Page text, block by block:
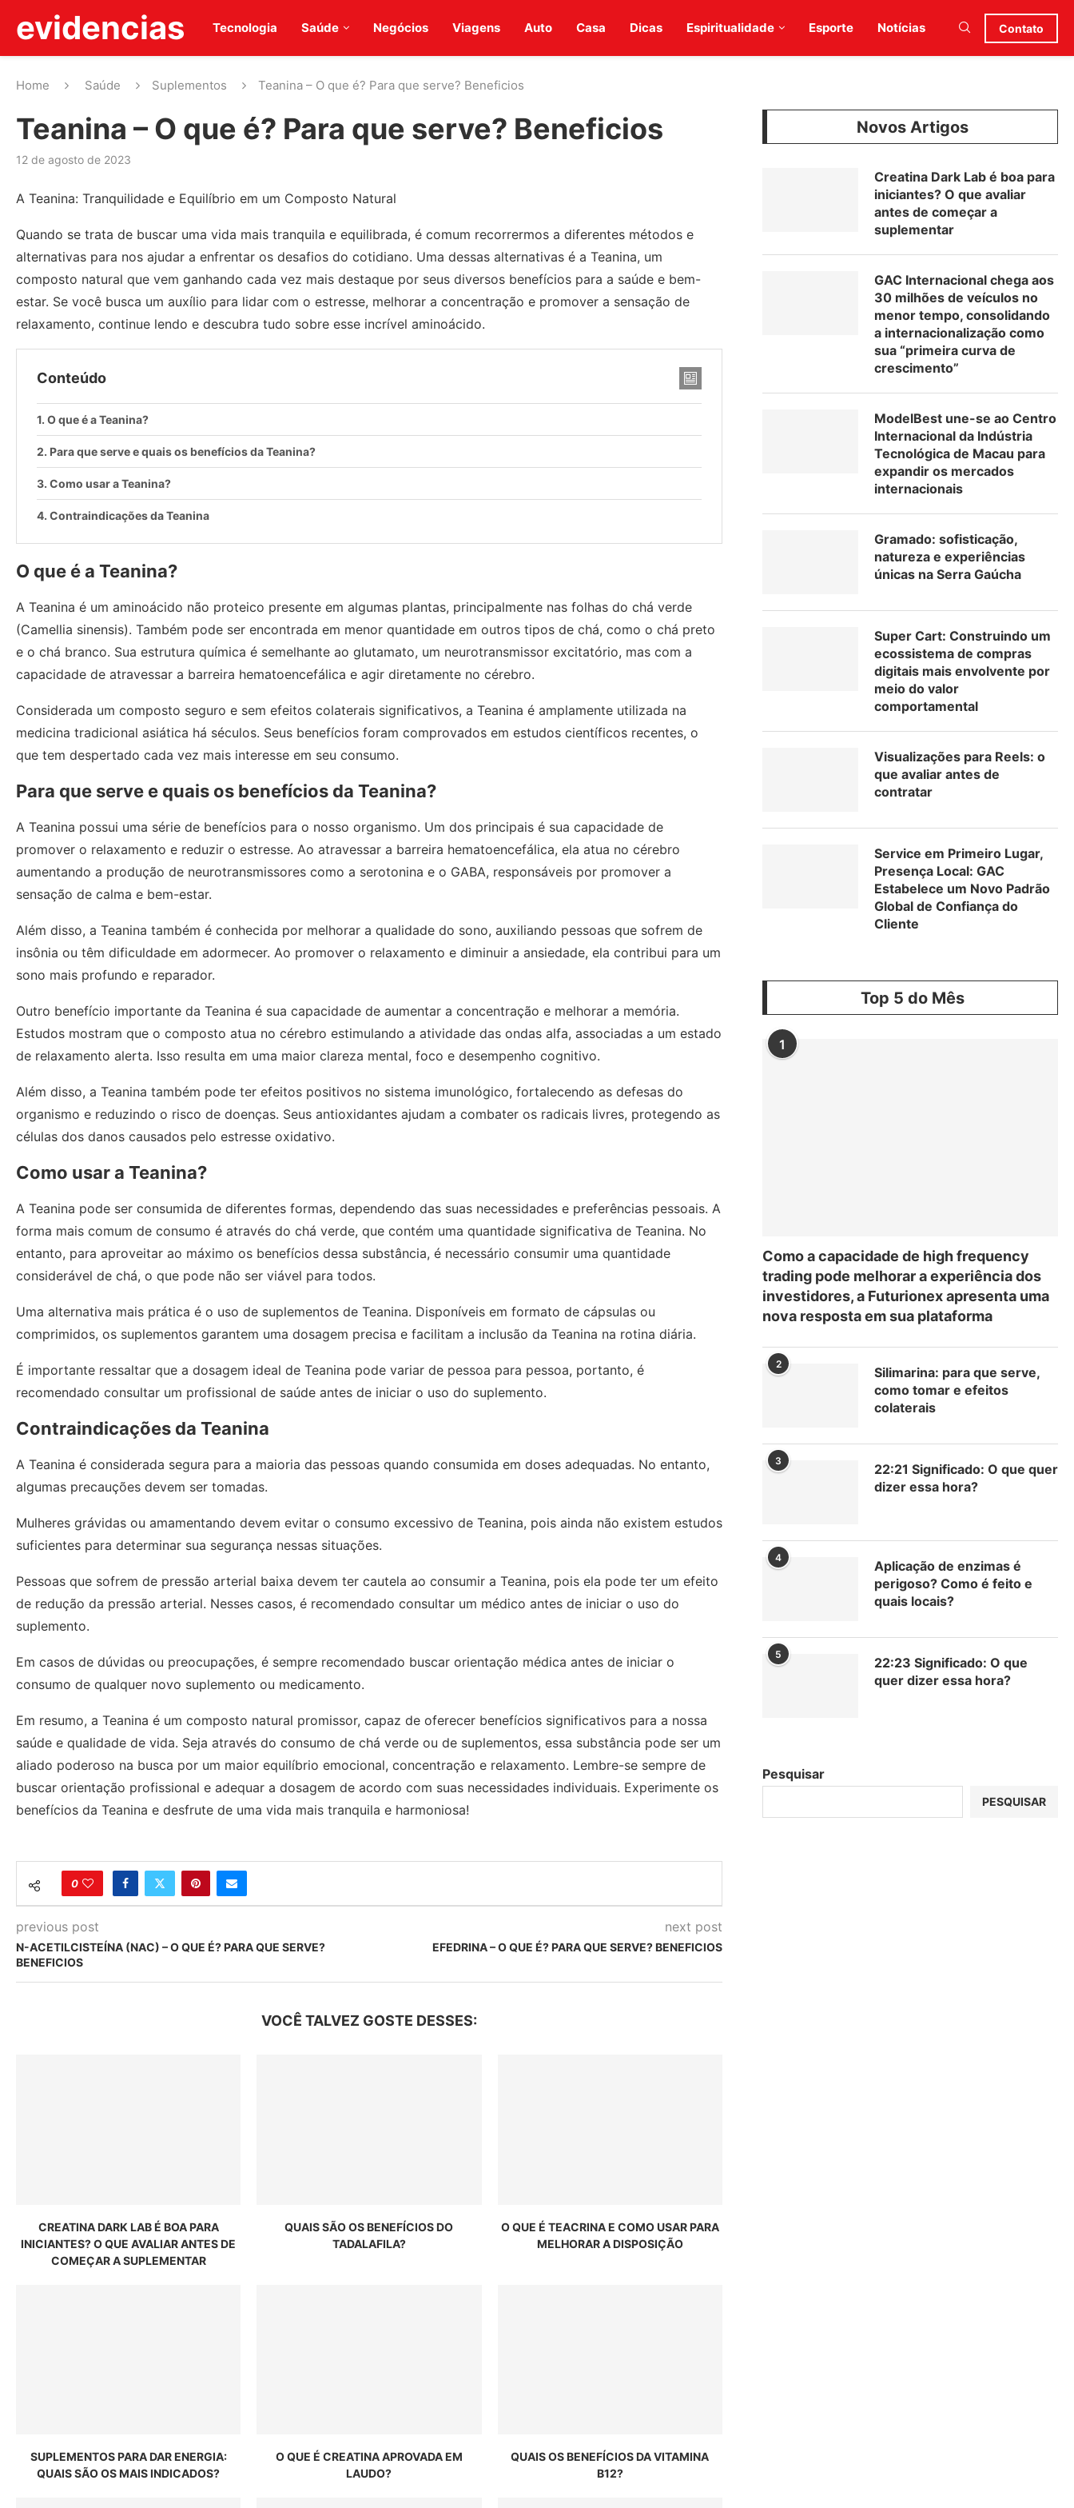
evidencias Tecnologia Saúde Negócios Viagens Auto Casa Dicas Espiritualidade Esporte Notícias Contato
Home Saúde Suplementos Teanina – O que é? Para que serve? Beneficios
Teanina – O que é? Para que serve? Beneficios
12 de agosto de 2023
A Teanina: Tranquilidade e Equilíbrio em um Composto Natural
Quando se trata de buscar uma vida mais tranquila e equilibrada, é comum recorrermos a diferentes métodos e
alternativas para nos ajudar a enfrentar os desafios do cotidiano. Uma dessas alternativas é a Teanina, um
composto natural que vem ganhando cada vez mais destaque por seus diversos benefícios para a saúde e bem-
estar. Se você busca um auxílio para lidar com o estresse, melhorar a concentração e promover a sensação de
relaxamento, continue lendo e descubra tudo sobre esse incrível aminoácido.
Conteúdo
O que é a Teanina?
Para que serve e quais os benefícios da Teanina?
Como usar a Teanina?
Contraindicações da Teanina
O que é a Teanina?
A Teanina é um aminoácido não proteico presente em algumas plantas, principalmente nas folhas do chá verde
(Camellia sinensis). Também pode ser encontrada em menor quantidade em outros tipos de chá, como o chá preto
e o chá branco. Sua estrutura química é semelhante ao glutamato, um neurotransmissor excitatório, mas com a
capacidade de atravessar a barreira hematoencefálica e agir diretamente no cérebro.
Considerada um composto seguro e sem efeitos colaterais significativos, a Teanina é amplamente utilizada na
medicina tradicional asiática há séculos. Seus benefícios foram comprovados em estudos científicos recentes, o
que tem despertado cada vez mais interesse em seu consumo.
Para que serve e quais os benefícios da Teanina?
A Teanina possui uma série de benefícios para o nosso organismo. Um dos principais é sua capacidade de
promover o relaxamento e reduzir o estresse. Ao atravessar a barreira hematoencefálica, ela atua no cérebro
aumentando a produção de neurotransmissores como a serotonina e o GABA, responsáveis por promover a
sensação de calma e bem-estar.
Além disso, a Teanina também é conhecida por melhorar a qualidade do sono, auxiliando pessoas que sofrem de
insônia ou têm dificuldade em adormecer. Ao promover o relaxamento e diminuir a ansiedade, ela contribui para um
sono mais profundo e reparador.
Outro benefício importante da Teanina é sua capacidade de aumentar a concentração e melhorar a memória.
Estudos mostram que o composto atua no cérebro estimulando a atividade das ondas alfa, associadas a um estado
de relaxamento alerta. Isso resulta em uma maior clareza mental, foco e desempenho cognitivo.
Além disso, a Teanina também pode ter efeitos positivos no sistema imunológico, fortalecendo as defesas do
organismo e reduzindo o risco de doenças. Seus antioxidantes ajudam a combater os radicais livres, protegendo as
células dos danos causados pelo estresse oxidativo.
Como usar a Teanina?
A Teanina pode ser consumida de diferentes formas, dependendo das suas necessidades e preferências pessoais. A
forma mais comum de consumo é através do chá verde, que contém uma quantidade significativa de Teanina. No
entanto, para aproveitar ao máximo os benefícios dessa substância, é necessário consumir uma quantidade
considerável de chá, o que pode não ser viável para todos.
Uma alternativa mais prática é o uso de suplementos de Teanina. Disponíveis em formato de cápsulas ou
comprimidos, os suplementos garantem uma dosagem precisa e facilitam a inclusão da Teanina na rotina diária.
É importante ressaltar que a dosagem ideal de Teanina pode variar de pessoa para pessoa, portanto, é
recomendado consultar um profissional de saúde antes de iniciar o uso do suplemento.
Contraindicações da Teanina
A Teanina é considerada segura para a maioria das pessoas quando consumida em doses adequadas. No entanto,
algumas precauções devem ser tomadas.
Mulheres grávidas ou amamentando devem evitar o consumo excessivo de Teanina, pois ainda não existem estudos
suficientes para determinar sua segurança nessas situações.
Pessoas que sofrem de pressão arterial baixa devem ter cautela ao consumir a Teanina, pois ela pode ter um efeito
de redução da pressão arterial. Nesses casos, é recomendado consultar um médico antes de iniciar o uso do
suplemento.
Em casos de dúvidas ou preocupações, é sempre recomendado buscar orientação médica antes de iniciar o
consumo de qualquer novo suplemento ou medicamento.
Em resumo, a Teanina é um composto natural promissor, capaz de oferecer benefícios significativos para a nossa
saúde e qualidade de vida. Seja através do consumo de chá verde ou de suplementos, essa substância pode ser um
aliado poderoso na busca por um maior equilíbrio emocional, concentração e relaxamento. Lembre-se sempre de
buscar orientação profissional e adequar a dosagem de acordo com suas necessidades individuais. Experimente os
benefícios da Teanina e desfrute de uma vida mais tranquila e harmoniosa!
0
previous post
N-ACETILCISTEÍNA (NAC) – O QUE É? PARA QUE SERVE?
BENEFICIOS
next post
EFEDRINA – O QUE É? PARA QUE SERVE? BENEFICIOS
VOCÊ TALVEZ GOSTE DESSES:
CREATINA DARK LAB É BOA PARA
INICIANTES? O QUE AVALIAR ANTES DE
COMEÇAR A SUPLEMENTAR
QUAIS SÃO OS BENEFÍCIOS DO
TADALAFILA?
O QUE É TEACRINA E COMO USAR PARA
MELHORAR A DISPOSIÇÃO
SUPLEMENTOS PARA DAR ENERGIA:
QUAIS SÃO OS MAIS INDICADOS?
O QUE É CREATINA APROVADA EM
LAUDO?
QUAIS OS BENEFÍCIOS DA VITAMINA
B12?
Novos Artigos
Creatina Dark Lab é boa para
iniciantes? O que avaliar
antes de começar a
suplementar
GAC Internacional chega aos
30 milhões de veículos no
menor tempo, consolidando
a internacionalização como
sua “primeira curva de
crescimento”
ModelBest une-se ao Centro
Internacional da Indústria
Tecnológica de Macau para
expandir os mercados
internacionais
Gramado: sofisticação,
natureza e experiências
únicas na Serra Gaúcha
Super Cart: Construindo um
ecossistema de compras
digitais mais envolvente por
meio do valor
comportamental
Visualizações para Reels: o
que avaliar antes de
contratar
Service em Primeiro Lugar,
Presença Local: GAC
Estabelece um Novo Padrão
Global de Confiança do
Cliente
Top 5 do Mês
1
Como a capacidade de high frequency
trading pode melhorar a experiência dos
investidores, a Futurionex apresenta uma
nova resposta em sua plataforma
2
Silimarina: para que serve,
como tomar e efeitos
colaterais
3
22:21 Significado: O que quer
dizer essa hora?
4
Aplicação de enzimas é
perigoso? Como é feito e
quais locais?
5
22:23 Significado: O que
quer dizer essa hora?
Pesquisar
PESQUISAR